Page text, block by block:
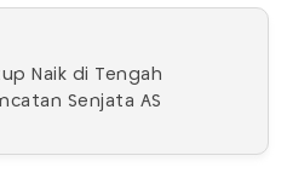
Naik di Tengah
Senjata AS